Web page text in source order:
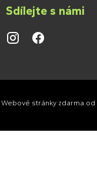
Sdílejte s námi
Webové stránky zdarma od